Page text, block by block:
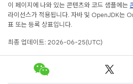
이 페이지에 나와 있는 콘텐츠와 코드 샘플에는
라이선스가 적용됩니다. 자바 및 OpenJDK는
표 또는 등록 상표입니다.
최종 업데이트: 2026-06-25(UTC)